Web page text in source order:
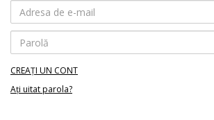
CREAȚI UN CONT
Ați uitat parola?